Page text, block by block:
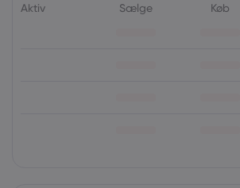
Aktiv Sælge Køb